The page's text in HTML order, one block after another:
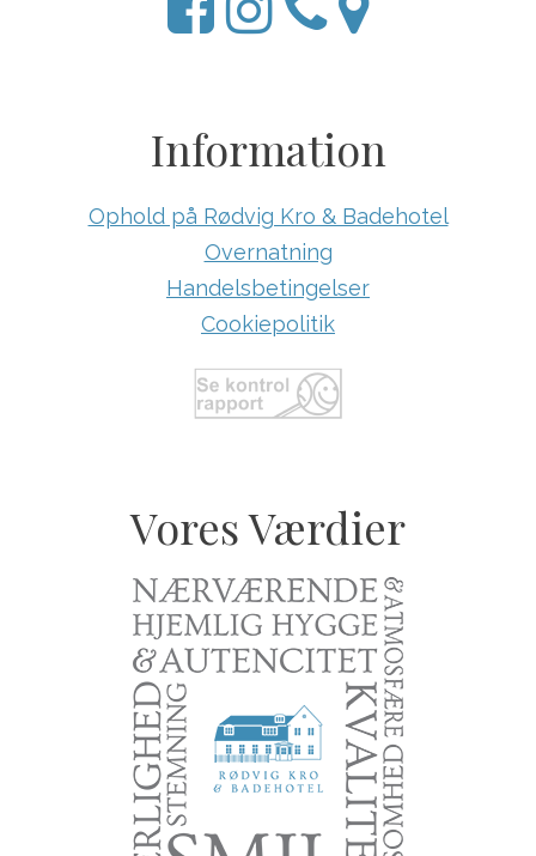
Information
Ophold på Rødvig Kro & Badehotel
Overnatning
Handelsbetingelser
Cookiepolitik
Vores Værdier